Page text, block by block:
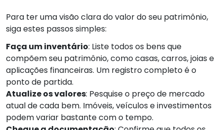
Para ter uma visão clara do valor do seu patrimônio,
siga estes passos simples:
Faça um inventário: Liste todos os bens que
compõem seu patrimônio, como casas, carros, joias e
aplicações financeiras. Um registro completo é o
ponto de partida.
Atualize os valores: Pesquise o preço de mercado
atual de cada bem. Imóveis, veículos e investimentos
podem variar bastante com o tempo.